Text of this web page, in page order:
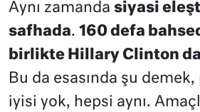
Aynı zamanda siyasi
safhada. 160 defa
birlikte Hillary Clinton
Bu da esasında şu demek,
iyisi yok, hepsi aynı.